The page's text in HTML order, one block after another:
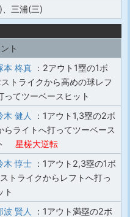
三浦(三)
ト
本 柊真 ：2アウト1塁の1ボ
トライクから高めの球レフ
ってツーベースヒット
木 健人
：1アウト1,3塁の2ボ
らライトへ打ってツーベース
星槎大逆転
木 惇士 ：1アウト2,3塁の1ボ
トライクからレフトへ打っ
ト
波 賢人
：1アウト満塁の2ボ